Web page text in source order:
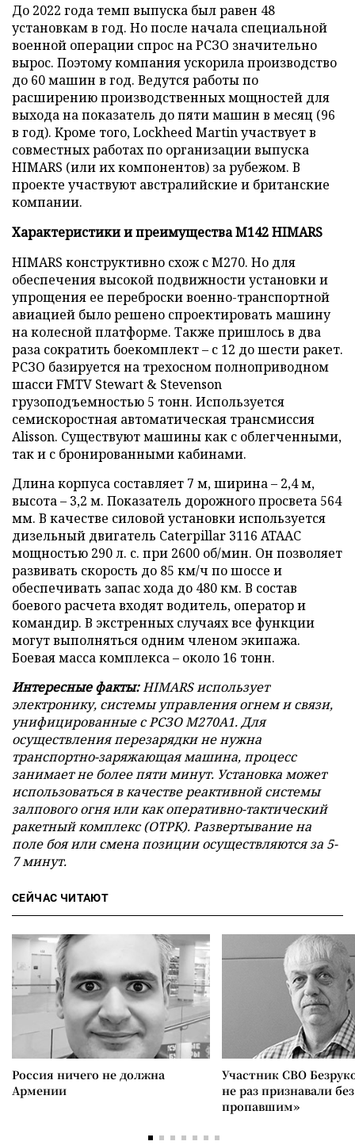
До 2022 года темп выпуска был равен 48
установкам в год. Но после начала специальной
военной операции спрос на РСЗО значительно
вырос. Поэтому компания ускорила производство
до 60 машин в год. Ведутся работы по
расширению производственных мощностей для
выхода на показатель до пяти машин в месяц (96
в год). Кроме того, Lockheed Martin участвует в
совместных работах по организации выпуска
HIMARS (или их компонентов) за рубежом. В
проекте участвуют австралийские и британские
компании.
Характеристики и преимущества M142 HIMARS
HIMARS конструктивно схож с M270. Но для
обеспечения высокой подвижности установки и
упрощения ее переброски военно-транспортной
авиацией было решено спроектировать машину
на колесной платформе. Также пришлось в два
раза сократить боекомплект – с 12 до шести ракет.
РСЗО базируется на трехосном полноприводном
шасси FMTV Stewart & Stevenson
грузоподъемностью 5 тонн. Используется
семискоростная автоматическая трансмиссия
Alisson. Существуют машины как с облегченными,
так и с бронированными кабинами.
Длина корпуса составляет 7 м, ширина – 2,4 м,
высота – 3,2 м. Показатель дорожного просвета 564
мм. В качестве силовой установки используется
дизельный двигатель Caterpillar 3116 ATAAC
мощностью 290 л. с. при 2600 об/мин. Он позволяет
развивать скорость до 85 км/ч по шоссе и
обеспечивать запас хода до 480 км. В состав
боевого расчета входят водитель, оператор и
командир. В экстренных случаях все функции
могут выполняться одним членом экипажа.
Боевая масса комплекса – около 16 тонн.
Интересные факты:HIMARS использует
электронику, системы управления огнем и связи,
унифицированные с РСЗО M270A1. Для
осуществления перезарядки не нужна
транспортно-заряжающая машина, процесс
занимает не более пяти минут. Установка может
использоваться в качестве реактивной системы
залпового огня или как оперативно-тактический
ракетный комплекс (ОТРК). Развертывание на
поле боя или смена позиции осуществляются за 5-
7 минут.
СЕЙЧАС ЧИТАЮТ
Россия ничего не должна
Армении
Участник СВО
не раз признавали
пропавшим»